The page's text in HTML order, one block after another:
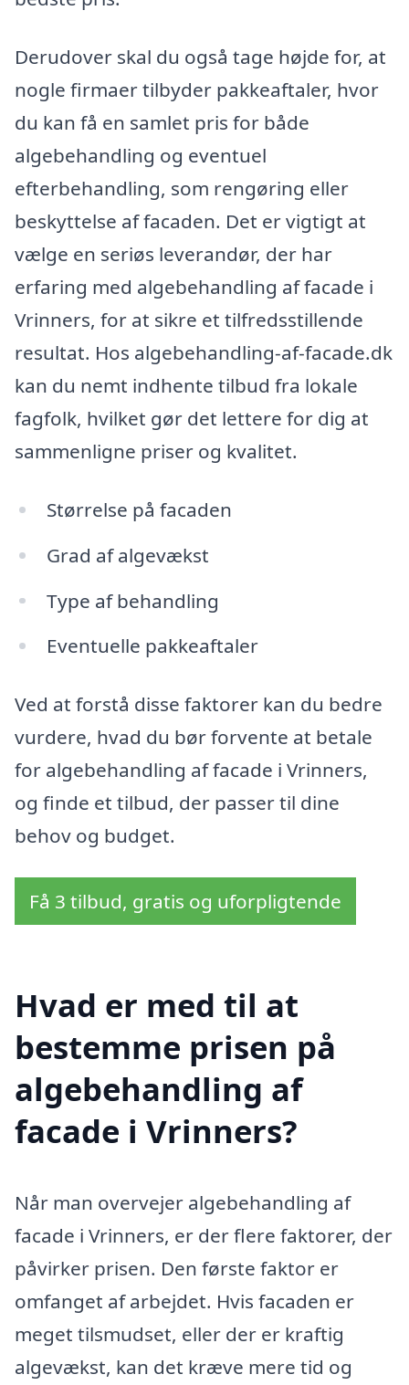
Derudover skal du også tage højde for, at
nogle firmaer tilbyder pakkeaftaler, hvor
du kan få en samlet pris for både
algebehandling og eventuel
efterbehandling, som rengøring eller
beskyttelse af facaden. Det er vigtigt at
vælge en seriøs leverandør, der har
erfaring med algebehandling af facade i
Vrinners, for at sikre et tilfredsstillende
resultat. Hos algebehandling-af-facade.dk
kan du nemt indhente tilbud fra lokale
fagfolk, hvilket gør det lettere for dig at
sammenligne priser og kvalitet.
Størrelse på facaden
Grad af algevækst
Type af behandling
Eventuelle pakkeaftaler
Ved at forstå disse faktorer kan du bedre
vurdere, hvad du bør forvente at betale
for algebehandling af facade i Vrinners,
og finde et tilbud, der passer til dine
behov og budget.
Få 3 tilbud, gratis og uforpligtende
Hvad er med til at
bestemme prisen på
algebehandling af
facade i Vrinners?
Når man overvejer algebehandling af
facade i Vrinners, er der flere faktorer, der
påvirker prisen. Den første faktor er
omfanget af arbejdet. Hvis facaden er
meget tilsmudset, eller der er kraftig
algevækst, kan det kræve mere tid og